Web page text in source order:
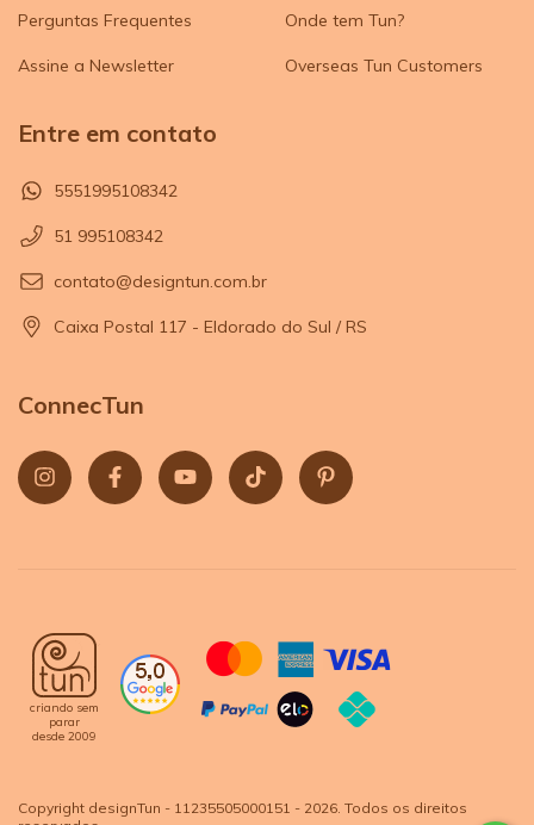
Perguntas Frequentes
Assine a Newsletter
Onde tem Tun?
Overseas Tun Customers
Entre em contato
5551995108342
51 995108342
contato@designtun.com.br
Caixa Postal 117 - Eldorado do Sul / RS
ConnecTun
criando sem
parar
desde 2009
Copyright designTun - 11235505000151 - 2026. Todos os direitos